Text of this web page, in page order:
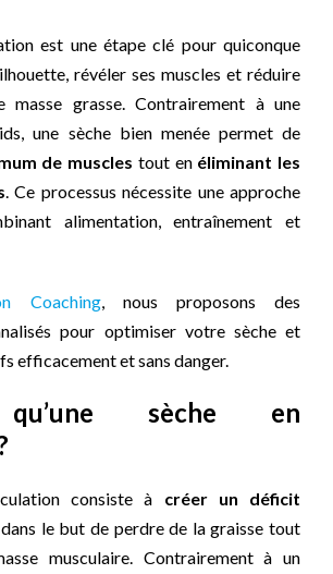
est une étape clé pour quiconque
révéler ses muscles et réduire
masse grasse. Contrairement à une
une sèche bien menée permet de
de muscles tout en éliminant les
. Ce processus nécessite une approche
alimentation, entraînement et
Coaching, nous proposons des
pour optimiser votre sèche et
efficacement et sans danger.
qu’une sèche en
consiste à créer un déficit
le but de perdre de la graisse tout
musculaire. Contrairement à un